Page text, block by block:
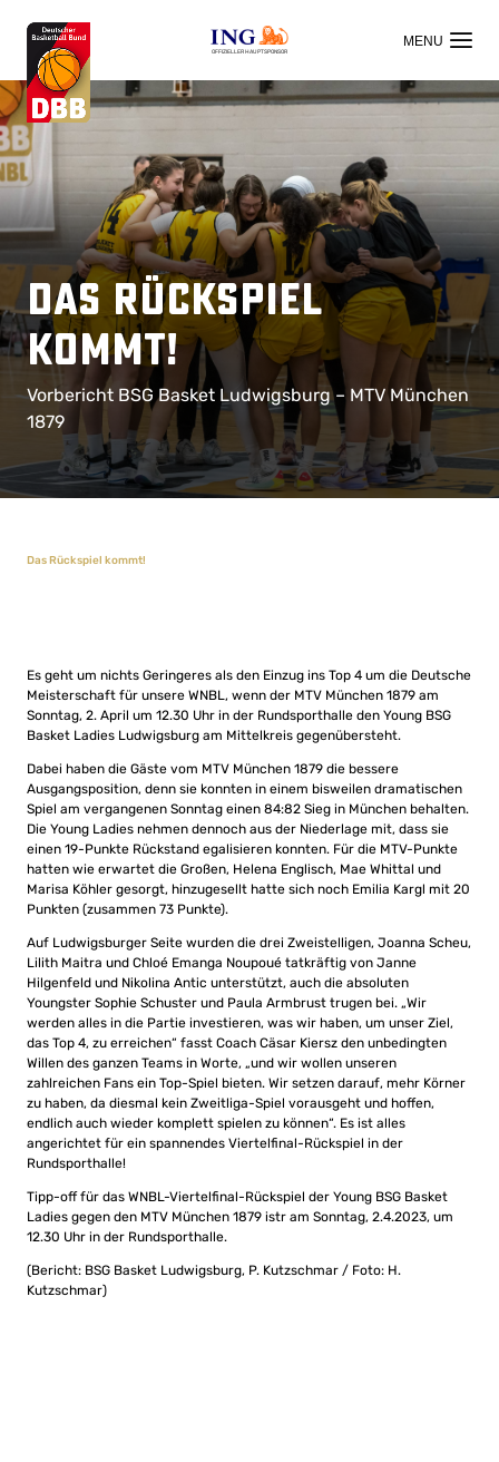
OFFIZIELLER HAUPTSPONSOR
Das Rückspiel
kommt!
Vorbericht BSG Basket Ludwigsburg – MTV München
1879
Das Rückspiel kommt!
Es geht um nichts Geringeres als den Einzug ins Top 4 um die Deutsche
Meisterschaft für unsere WNBL, wenn der MTV München 1879 am
Sonntag, 2. April um 12.30 Uhr in der Rundsporthalle den Young BSG
Basket Ladies Ludwigsburg am Mittelkreis gegenübersteht.
Dabei haben die Gäste vom MTV München 1879 die bessere
Ausgangsposition, denn sie konnten in einem bisweilen dramatischen
Spiel am vergangenen Sonntag einen 84:82 Sieg in München behalten.
Die Young Ladies nehmen dennoch aus der Niederlage mit, dass sie
einen 19-Punkte Rückstand egalisieren konnten. Für die MTV-Punkte
hatten wie erwartet die Großen, Helena Englisch, Mae Whittal und
Marisa Köhler gesorgt, hinzugesellt hatte sich noch Emilia Kargl mit 20
Punkten (zusammen 73 Punkte).
Auf Ludwigsburger Seite wurden die drei Zweistelligen, Joanna Scheu,
Lilith Maitra und Chloé Emanga Noupoué tatkräftig von Janne
Hilgenfeld und Nikolina Antic unterstützt, auch die absoluten
Youngster Sophie Schuster und Paula Armbrust trugen bei. „Wir
werden alles in die Partie investieren, was wir haben, um unser Ziel,
das Top 4, zu erreichen“ fasst Coach Cäsar Kiersz den unbedingten
Willen des ganzen Teams in Worte, „und wir wollen unseren
zahlreichen Fans ein Top-Spiel bieten. Wir setzen darauf, mehr Körner
zu haben, da diesmal kein Zweitliga-Spiel vorausgeht und hoffen,
endlich auch wieder komplett spielen zu können“. Es ist alles
angerichtet für ein spannendes Viertelfinal-Rückspiel in der
Rundsporthalle!
Tipp-off für das WNBL-Viertelfinal-Rückspiel der Young BSG Basket
Ladies gegen den MTV München 1879 istr am Sonntag, 2.4.2023, um
12.30 Uhr in der Rundsporthalle.
(Bericht: BSG Basket Ludwigsburg, P. Kutzschmar / Foto: H.
Kutzschmar)